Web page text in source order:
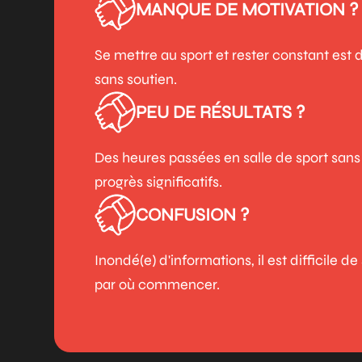
MANQUE DE MOTIVATION ?
Se mettre au sport et rester constant est
sans soutien.
PEU DE RÉSULTATS ?
Des heures passées en salle de sport
progrès significatifs.
CONFUSION ?
Inondé(e) d'informations, il est difficile de
par où commencer.